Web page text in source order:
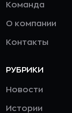
Команда
О компании
Контакты
РУБРИКИ
Новости
Истории